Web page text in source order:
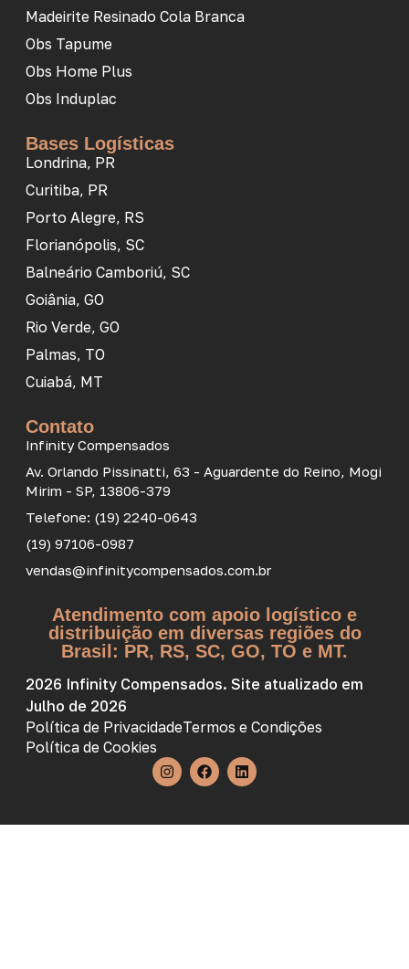
Madeirite Resinado Cola Branca
Obs Tapume
Obs Home Plus
Obs Induplac
Bases Logísticas
Londrina, PR
Curitiba, PR
Porto Alegre, RS
Florianópolis, SC
Balneário Camboriú, SC
Goiânia, GO
Rio Verde, GO
Palmas, TO
Cuiabá, MT
Contato
Infinity Compensados
Av. Orlando Pissinatti, 63 - Aguardente do Reino, Mogi
Mirim - SP, 13806-379
Telefone: (19) 2240-0643
(19) 97106-0987
vendas@infinitycompensados.com.br
Atendimento com apoio logístico e
distribuição em diversas regiões do
Brasil: PR, RS, SC, GO, TO e MT.
2026 Infinity Compensados. Site atualizado em
Julho de 2026
Política de PrivacidadeTermos e Condições
Política de Cookies